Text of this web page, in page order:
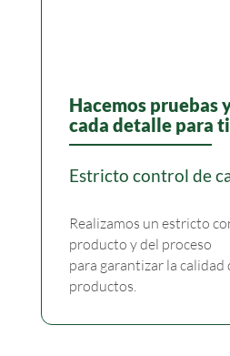
Hacemos pruebas
cada detalle para ti
Estricto control de
Realizamos un estricto
producto y del proceso
para garantizar la calidad
productos.